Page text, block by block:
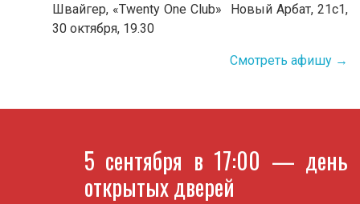
Швайгер, «Twenty One Club» Новый Арбат, 21с1,
30 октября, 19.30
Смотреть афишу →
5 сентября в 17:00 — день
открытых дверей